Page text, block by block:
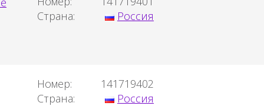
Страна:
Россия
Номер:
141719402
Страна:
Россия